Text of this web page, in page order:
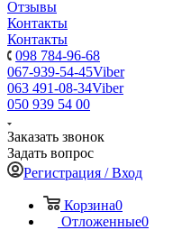
Отзывы
Контакты
Контакты
098 784-96-68
067-939-54-45Viber
063 491-08-34Viber
050 939 54 00
Заказать звонок
Задать вопрос
Регистрация / Вход
Корзина0
Отложенные0